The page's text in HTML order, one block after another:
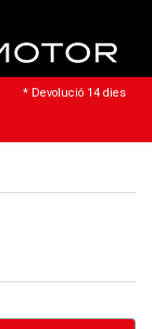
* Devolució 14 dies